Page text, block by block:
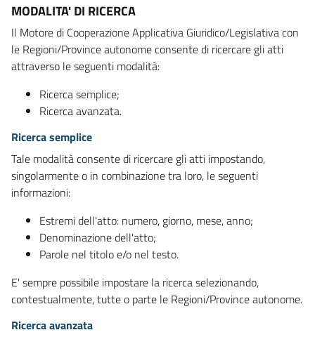
MODALITA' DI RICERCA
Il Motore di Cooperazione Applicativa Giuridico/Legislativa con
le Regioni/Province autonome consente di ricercare gli atti
attraverso le seguenti modalità:
Ricerca semplice;
Ricerca avanzata.
Ricerca semplice
Tale modalità consente di ricercare gli atti impostando,
singolarmente o in combinazione tra loro, le seguenti
informazioni:
Estremi dell'atto: numero, giorno, mese, anno;
Denominazione dell'atto;
Parole nel titolo e/o nel testo.
E' sempre possibile impostare la ricerca selezionando,
contestualmente, tutte o parte le Regioni/Province autonome.
Ricerca avanzata